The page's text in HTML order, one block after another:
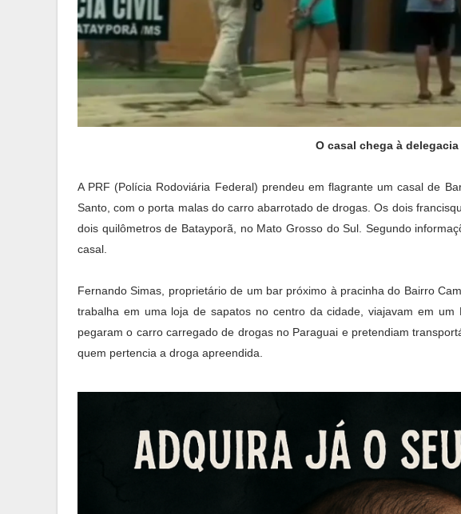
O casal chega à delegacia
A PRF (Polícia Rodoviária Federal) prendeu em flagrante um casal de
Santo, com o porta malas do carro abarrotado de drogas. Os dois
dois quilômetros de Batayporã, no Mato Grosso do Sul. Segundo
casal.
Fernando Simas, proprietário de um bar próximo à pracinha do Bairro
trabalha em uma loja de sapatos no centro da cidade, viajavam em
pegaram o carro carregado de drogas no Paraguai e pretendiam
quem pertencia a droga apreendida.